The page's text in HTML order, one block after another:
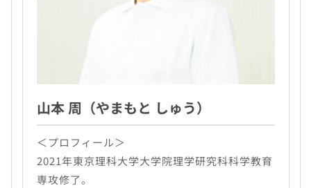
山本 周（やまもと しゅう）
＜プロフィール＞
2021年東京理科大学大学院理学研究科科学教育
専攻修了。